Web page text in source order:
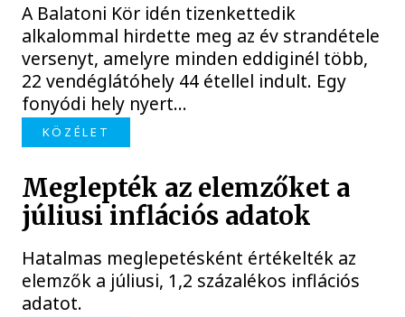
A Balatoni Kör idén tizenkettedik
alkalommal hirdette meg az év strandétele
versenyt, amelyre minden eddiginél több,
22 vendéglátóhely 44 étellel indult. Egy
fonyódi hely nyert...
KÖZÉLET
Meglepték az elemzőket a
júliusi inflációs adatok
Hatalmas meglepetésként értékelték az
elemzők a júliusi, 1,2 százalékos inflációs
adatot.